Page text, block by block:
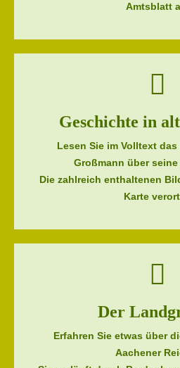
Amtsblatt
Geschichte in
Lesen Sie im Volltext
Großmann über
Die zahlreich enthaltenen
Karte
Der
Erfahren Sie etwas über
Aachener